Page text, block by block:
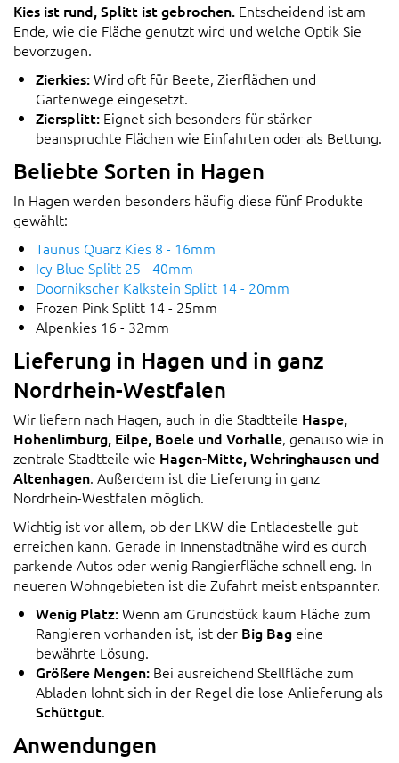
Kies ist rund, Splitt ist gebrochen. Entscheidend ist am
Ende, wie die Fläche genutzt wird und welche Optik Sie
bevorzugen.
Zierkies:Wird oft für Beete, Zierflächen und
Gartenwege eingesetzt.
Ziersplitt: Eignet sich besonders für stärker
beanspruchte Flächen wie Einfahrten oder als Bettung.
Beliebte Sorten in Hagen
In Hagen werden besonders häufig diese fünf Produkte
gewählt:
Taunus Quarz Kies 8 - 16mm
Icy Blue Splitt 25 - 40mm
Doornikscher Kalkstein Splitt 14 - 20mm
Frozen Pink Splitt 14 - 25mm
Alpenkies 16 - 32mm
Lieferung in Hagen und in ganz
Nordrhein-Westfalen
Wir liefern nach Hagen, auch in die Stadtteile Haspe,
Hohenlimburg, Eilpe, Boele und Vorhalle, genauso wie in
zentrale Stadtteile wie Hagen-Mitte, Wehringhausen und
Altenhagen. Außerdem ist die Lieferung in ganz
Nordrhein-Westfalen möglich.
Wichtig ist vor allem, ob der LKW die Entladestelle gut
erreichen kann. Gerade in Innenstadtnähe wird es durch
parkende Autos oder wenig Rangierfläche schnell eng. In
neueren Wohngebieten ist die Zufahrt meist entspannter.
Wenig Platz:Wenn am Grundstück kaum Fläche zum
Rangieren vorhanden ist, ist der Big Bag eine
bewährte Lösung.
Größere Mengen: Bei ausreichend Stellfläche zum
Abladen lohnt sich in der Regel die lose Anlieferung als
Schüttgut.
Anwendungen